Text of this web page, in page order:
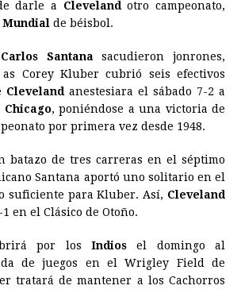
s
A
p
p
a
s
e
e
s
t
e
I
n
n
k
darle a Clevelandotro campeonato,
Mundial de béisbol.
Santana sacudieron jonrones,
Corey Kluber cubrió seis efectivos
Clevelandanestesiara el sábado 7-2 a
Chicago, poniéndose a una victoria de
por primera vez desde 1948.
batazo de tres carreras en el séptimo
Santana aportó uno solitario en el
suficiente para Kluber. Así, Cleveland
en el Clásico de Otoño.
por los Indiosel domingo al
de juegos en el Wrigley Field de
tratará de mantener a los Cachorros